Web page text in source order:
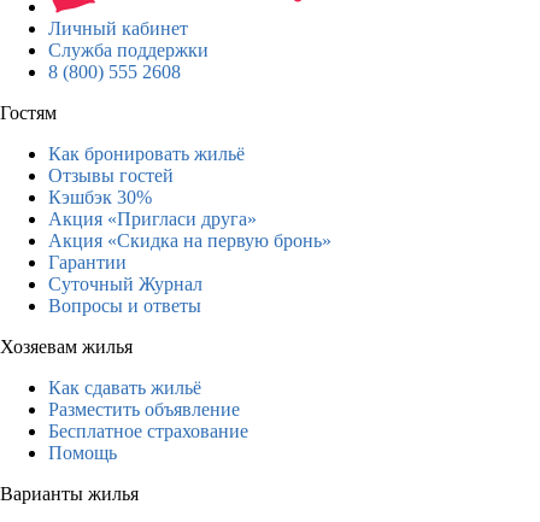
Личный кабинет
Служба поддержки
8 (800) 555 2608
Гостям
Как бронировать жильё
Отзывы гостей
Кэшбэк 30%
Акция «Пригласи друга»
Акция «Скидка на первую бронь»
Гарантии
Суточный Журнал
Вопросы и ответы
Хозяевам жилья
Как сдавать жильё
Разместить объявление
Бесплатное страхование
Помощь
Варианты жилья